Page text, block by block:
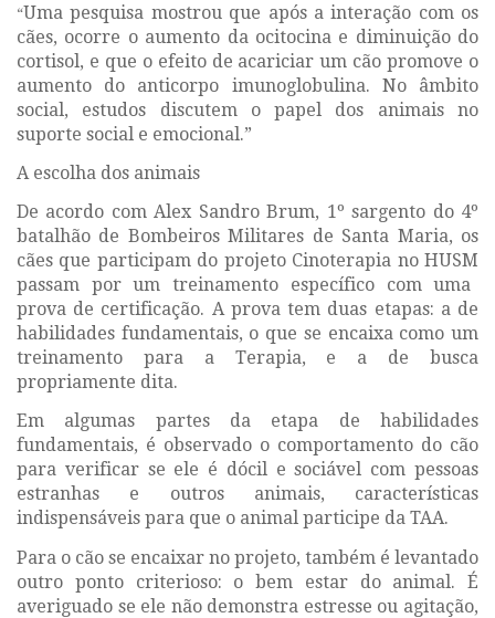
“Uma pesquisa mostrou que após a interação com os
cães, ocorre o aumento da ocitocina e diminuição do
cortisol, e que o efeito de acariciar um cão promove o
aumento do anticorpo imunoglobulina. No âmbito
social, estudos discutem o papel dos animais no
suporte social e emocional.”
A escolha dos animais
De acordo com Alex Sandro Brum, 1º sargento do 4º
batalhão de Bombeiros Militares de Santa Maria, os
cães que participam do projeto Cinoterapia no HUSM
passam por um treinamento específico com uma
prova de certificação. A prova tem duas etapas: a de
habilidades fundamentais, o que se encaixa como um
treinamento para a Terapia, e a de busca
propriamente dita.
Em algumas partes da etapa de habilidades
fundamentais, é observado o comportamento do cão
para verificar se ele é dócil e sociável com pessoas
estranhas e outros animais, características
indispensáveis para que o animal participe da TAA.
Para o cão se encaixar no projeto, também é levantado
outro ponto criterioso: o bem estar do animal. É
averiguado se ele não demonstra estresse ou agitação,